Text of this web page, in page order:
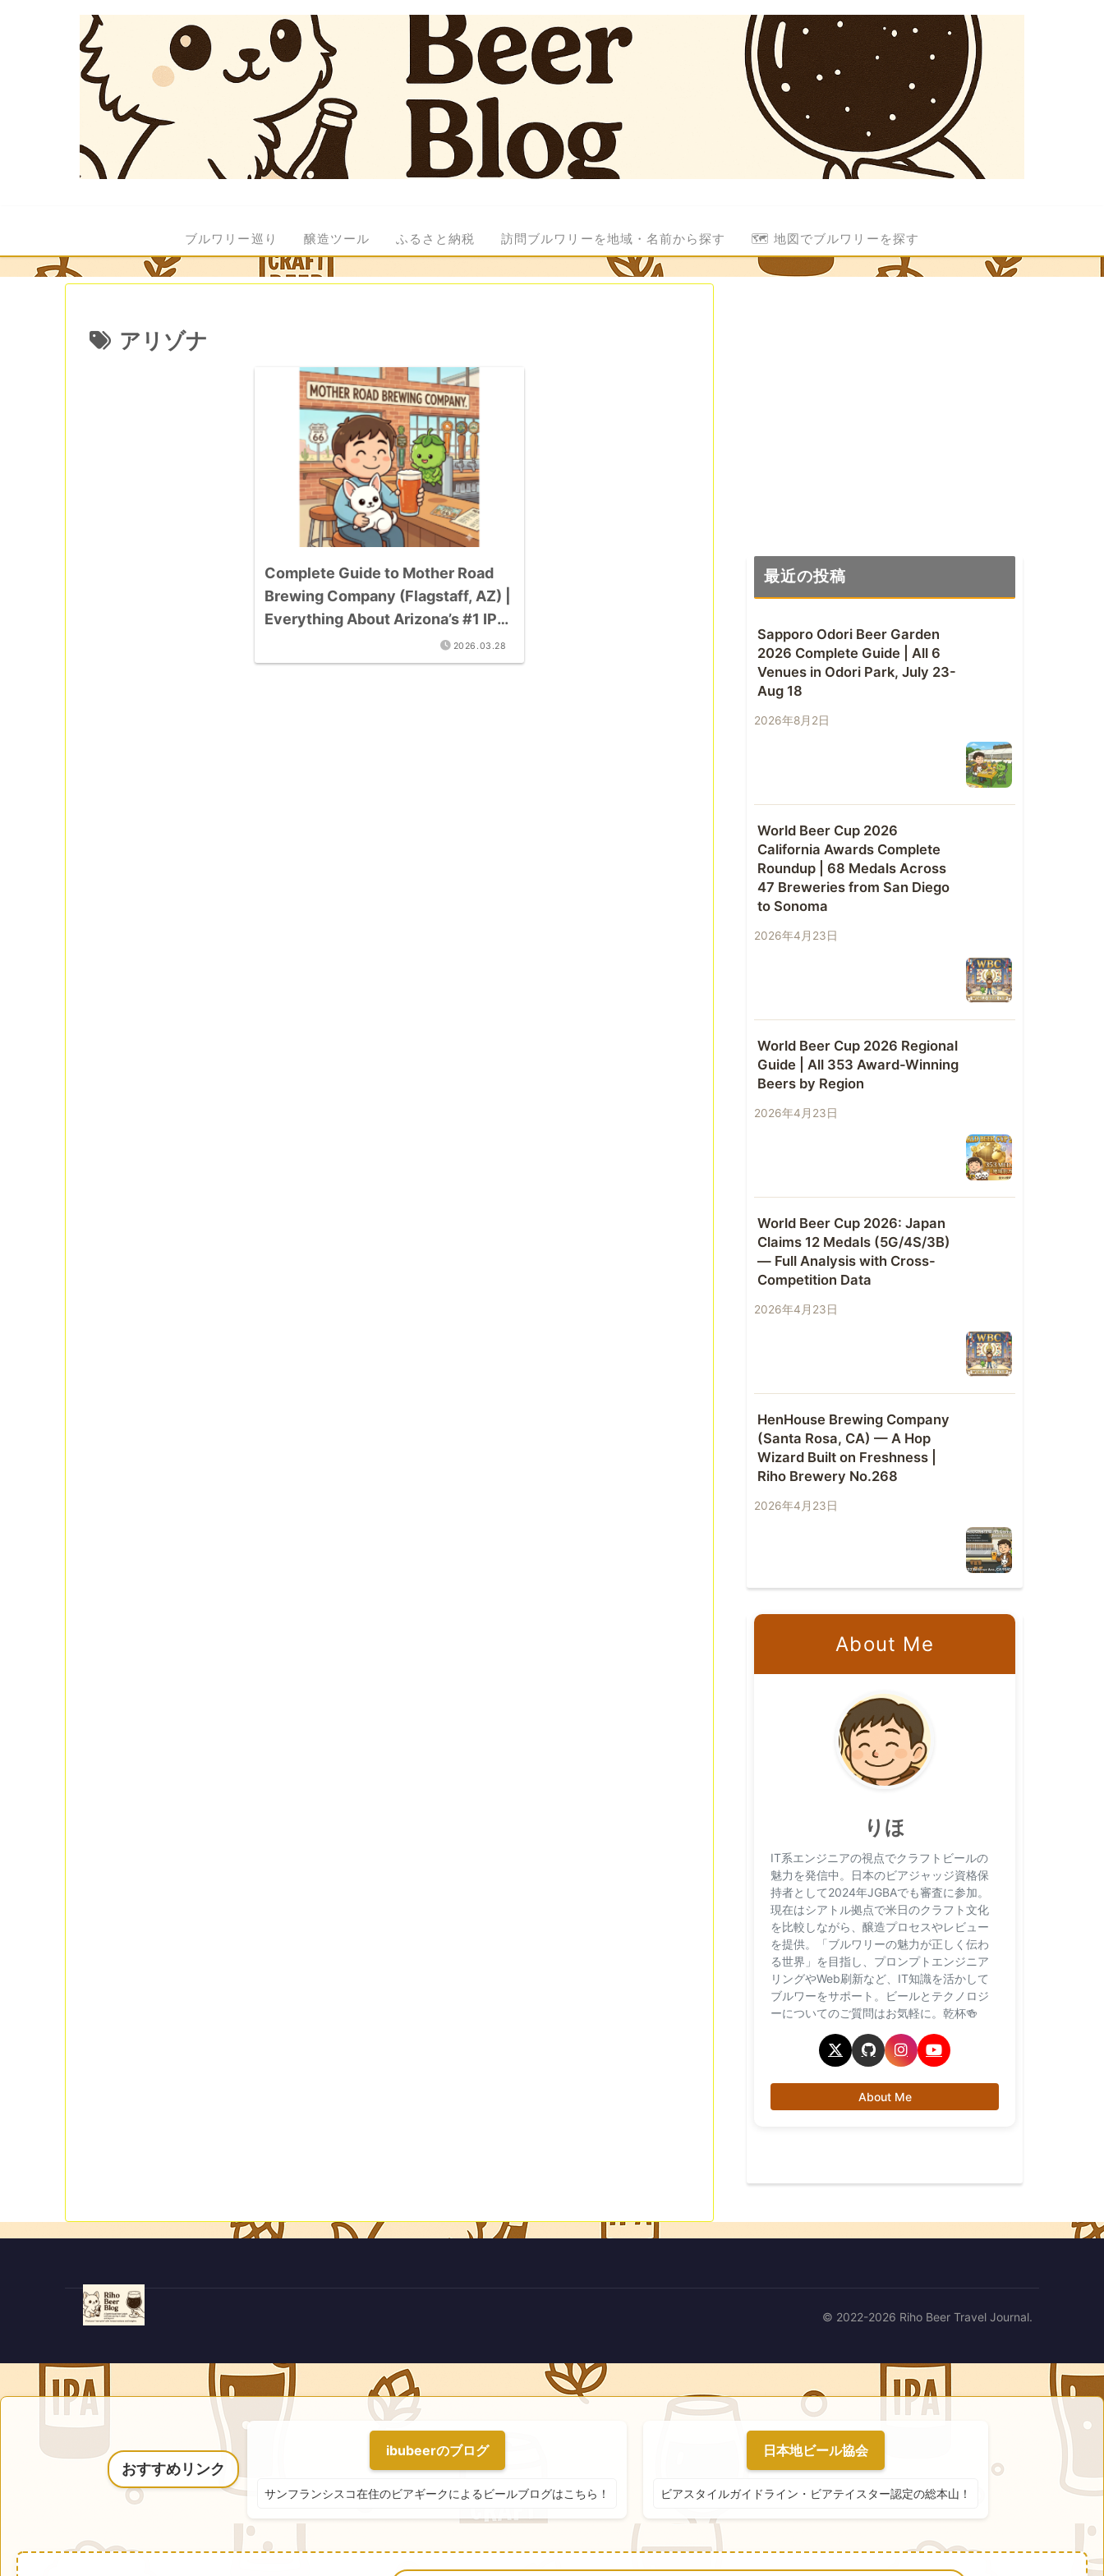
ブルワリー巡り 醸造ツール ふるさと納税 訪問ブルワリーを地域・名前から探す 🗺️ 地図でブルワリーを探す
アリゾナ
Complete Guide to Mother Road
Brewing Company (Flagstaff, AZ) |
Everything About Arizona’s #1 IPA
2026.03.28
最近の投稿
Sapporo Odori Beer Garden
2026 Complete Guide | All 6
Venues in Odori Park, July 23-
Aug 18
2026年8月2日
World Beer Cup 2026
California Awards Complete
Roundup | 68 Medals Across
47 Breweries from San Diego
to Sonoma
2026年4月23日
World Beer Cup 2026 Regional
Guide | All 353 Award-Winning
Beers by Region
2026年4月23日
World Beer Cup 2026: Japan
Claims 12 Medals (5G/4S/3B)
— Full Analysis with Cross-
Competition Data
2026年4月23日
HenHouse Brewing Company
(Santa Rosa, CA) — A Hop
Wizard Built on Freshness |
Riho Brewery No.268
2026年4月23日
About Me
りほ
IT系エンジニアの視点でクラフトビールの
魅力を発信中。日本のビアジャッジ資格保
持者として2024年JGBAでも審査に参加。
現在はシアトル拠点で米日のクラフト文化
を比較しながら、醸造プロセスやレビュー
を提供。「ブルワリーの魅力が正しく伝わ
る世界」を目指し、プロンプトエンジニア
リングやWeb刷新など、IT知識を活かして
ブルワーをサポート。ビールとテクノロジ
ーについてのご質問はお気軽に。乾杯🍻
About Me
© 2022-2026 Riho Beer Travel Journal.
おすすめリンク
ibubeerのブログ
サンフランシスコ在住のビアギークによるビールブログはこちら！
日本地ビール協会
ビアスタイルガイドライン・ビアテイスター認定の総本山！